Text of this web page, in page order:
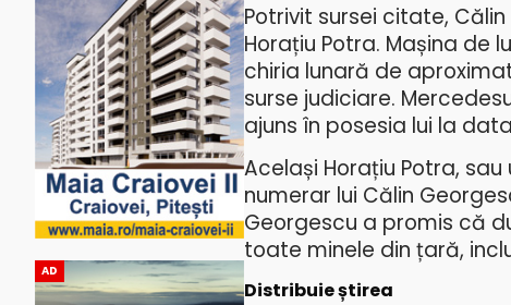
AD
Potrivit sursei citate,
Horațiu Potra. Mașina de
chiria lunară de
surse judiciare.
ajuns în posesia lui la
Același Horațiu Potra,
numerar lui Călin
Georgescu a promis că
toate minele din țară,
Distribuie știrea